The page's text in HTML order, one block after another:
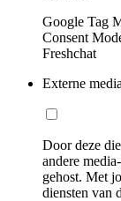
Google Tag
Consent
Freshchat
Externe
Door deze
andere
gehost. Met
diensten van